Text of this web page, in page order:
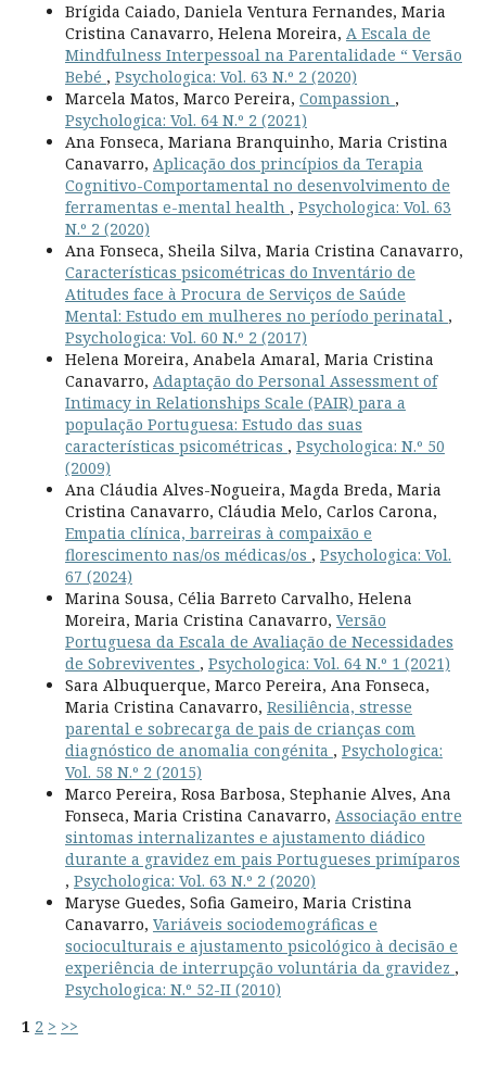
Brígida Caiado, Daniela Ventura Fernandes, Maria
Cristina Canavarro, Helena Moreira, A Escala de
Mindfulness Interpessoal na Parentalidade “ Versão
Bebé , Psychologica: Vol. 63 N.º 2 (2020)
Marcela Matos, Marco Pereira, Compassion ,
Psychologica: Vol. 64 N.º 2 (2021)
Ana Fonseca, Mariana Branquinho, Maria Cristina
Canavarro, Aplicação dos princípios da Terapia
Cognitivo-Comportamental no desenvolvimento de
ferramentas e-mental health , Psychologica: Vol. 63
N.º 2 (2020)
Ana Fonseca, Sheila Silva, Maria Cristina Canavarro,
Características psicométricas do Inventário de
Atitudes face à Procura de Serviços de Saúde
Mental: Estudo em mulheres no período perinatal ,
Psychologica: Vol. 60 N.º 2 (2017)
Helena Moreira, Anabela Amaral, Maria Cristina
Canavarro, Adaptação do Personal Assessment of
Intimacy in Relationships Scale (PAIR) para a
população Portuguesa: Estudo das suas
características psicométricas , Psychologica: N.º 50
(2009)
Ana Cláudia Alves-Nogueira, Magda Breda, Maria
Cristina Canavarro, Cláudia Melo, Carlos Carona,
Empatia clínica, barreiras à compaixão e
florescimento nas/os médicas/os , Psychologica: Vol.
67 (2024)
Marina Sousa, Célia Barreto Carvalho, Helena
Moreira, Maria Cristina Canavarro, Versão
Portuguesa da Escala de Avaliação de Necessidades
de Sobreviventes , Psychologica: Vol. 64 N.º 1 (2021)
Sara Albuquerque, Marco Pereira, Ana Fonseca,
Maria Cristina Canavarro, Resiliência, stresse
parental e sobrecarga de pais de crianças com
diagnóstico de anomalia congénita , Psychologica:
Vol. 58 N.º 2 (2015)
Marco Pereira, Rosa Barbosa, Stephanie Alves, Ana
Fonseca, Maria Cristina Canavarro, Associação entre
sintomas internalizantes e ajustamento diádico
durante a gravidez em pais Portugueses primíparos
, Psychologica: Vol. 63 N.º 2 (2020)
Maryse Guedes, Sofia Gameiro, Maria Cristina
Canavarro, Variáveis sociodemográficas e
socioculturais e ajustamento psicológico à decisão e
experiência de interrupção voluntária da gravidez ,
Psychologica: N.º 52-II (2010)
1 2 > >>